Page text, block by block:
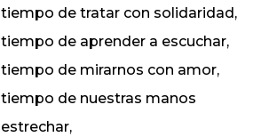
tiempo de tratar con solidaridad,
tiempo de aprender a escuchar,
tiempo de mirarnos con amor,
tiempo de nuestras manos
estrechar,